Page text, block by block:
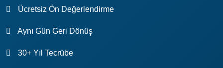
Ücretsiz Ön Değerlendirme
Aynı Gün Geri Dönüş
30+ Yıl Tecrübe